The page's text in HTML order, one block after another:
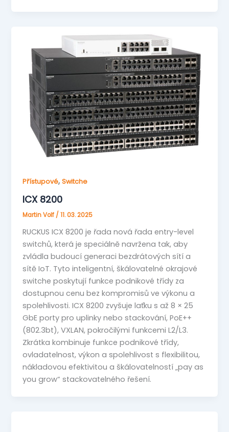
Přístupové,Switche
ICX 8200
Martin Volf /11. 03. 2025
RUCKUS ICX 8200 je řada nová řada entry-level
switchů, která je speciálně navržena tak, aby
zvládla budoucí generaci bezdrátových sítí a
sítě IoT. Tyto inteligentní, škálovatelné okrajové
switche poskytují funkce podnikové třídy za
dostupnou cenu bez kompromisů ve výkonu a
spolehlivosti. ICX 8200 zvyšuje laťku s až 8 × 25
GbE porty pro uplinky nebo stackování, PoE++
(802.3bt), VXLAN, pokročilými funkcemi L2/L3.
Zkrátka kombinuje funkce podnikové třídy,
ovladatelnost, výkon a spolehlivost s flexibilitou,
nákladovou efektivitou a škálovatelností „pay as
you grow“ stackovatelného řešení.